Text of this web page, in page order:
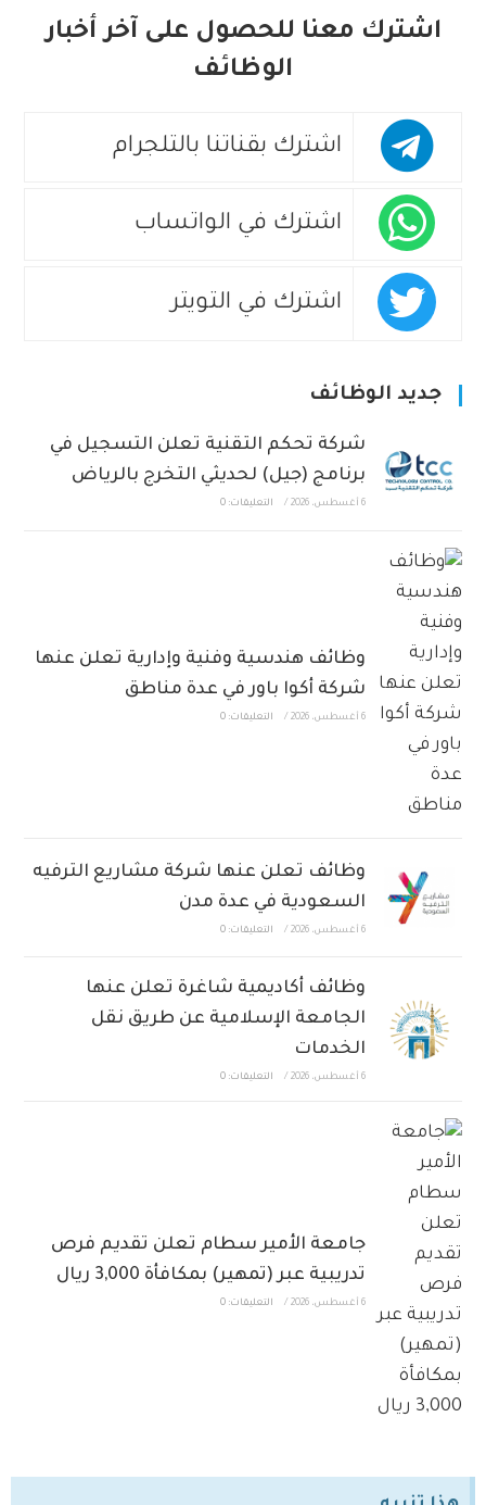
اشترك معنا للحصول على آخر أخبار
الوظائف
اشترك بقناتنا بالتلجرام
اشترك في الواتساب
اشترك في التويتر
جديد الوظائف
شركة تحكم التقنية تعلن التسجيل في
برنامج (جيل) لحديثي التخرج بالرياض
6 أغسطس، 2026 / التعليقات: 0
وظائف هندسية وفنية وإدارية تعلن عنها
شركة أكوا باور في عدة مناطق
6 أغسطس، 2026 / التعليقات: 0
وظائف تعلن عنها شركة مشاريع الترفيه
السعودية في عدة مدن
6 أغسطس، 2026 / التعليقات: 0
وظائف أكاديمية شاغرة تعلن عنها
الجامعة الإسلامية عن طريق نقل
الخدمات
6 أغسطس، 2026 / التعليقات: 0
جامعة الأمير سطام تعلن تقديم فرص
تدريبية عبر (تمهير) بمكافأة 3,000 ريال
6 أغسطس، 2026 / التعليقات: 0